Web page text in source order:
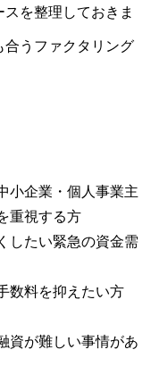
を整理しておきま
合うファクタリング
小企業・個人事業主
重視する方
したい緊急の資金需
数料を抑えたい方
資が難しい事情があ